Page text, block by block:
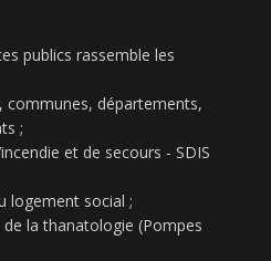
publics rassemble les
communes, départements,
;
et de secours - SDIS
logement social ;
la thanatologie (Pompes